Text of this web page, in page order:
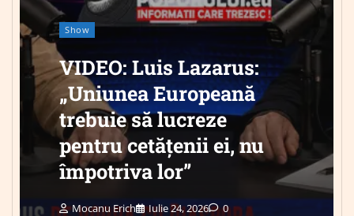
Show
VIDEO: Luis Lazarus:
„Uniunea Europeană
trebuie să lucreze
pentru cetățenii ei, nu
împotriva lor”
Mocanu Erich Iulie 24, 2026 0